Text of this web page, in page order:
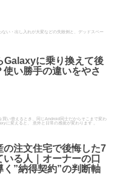
い・出し入れが大変などの失敗例と、デッドスペー
Galaxyに乗り換えて後
使い勝手の違いをやさ
い替えるとき、同じAndroid同士だからそこまで変わ
に変えると、 意外と日常の感覚が変わります 。
の注文住宅で後悔した7
いる人｜オーナーの口
く”納得契約”の判断軸